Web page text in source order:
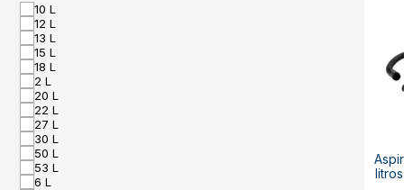
10 L
12 L
13 L
15 L
18 L
2 L
20 L
22 L
27 L
30 L
50 L
53 L
6 L